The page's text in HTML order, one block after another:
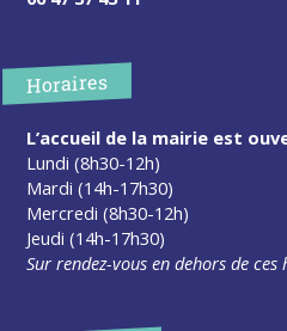
Horaires
L’accueil de la mairie est
Lundi (8h30-12h)
Mardi (14h-17h30)
Mercredi (8h30-12h)
Jeudi (14h-17h30)
Sur rendez-vous en dehors de